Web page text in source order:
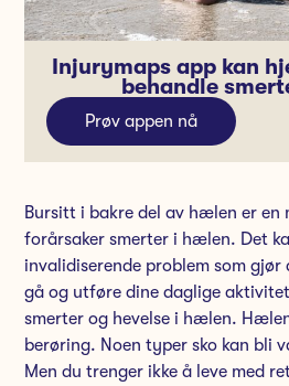
Injurymaps app kan
behandle
Prøv appen nå
Bursitt i bakre del av hælen er en
forårsaker smerter i hælen. Det
invalidiserende problem som gjør
gå og utføre dine daglige
smerter og hevelse i hælen.
berøring. Noen typer sko kan bli
Men du trenger ikke å leve med